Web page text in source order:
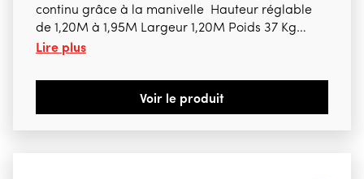
continu grâce à la manivelle Hauteur réglable
de 1,20M à 1,95M Largeur 1,20M Poids 37 Kg
Capacité 1600 Kg En option: 195410 Manivelle
56,80 € htva 195519 Rehausse 1M
Lire plus
Voir le produit